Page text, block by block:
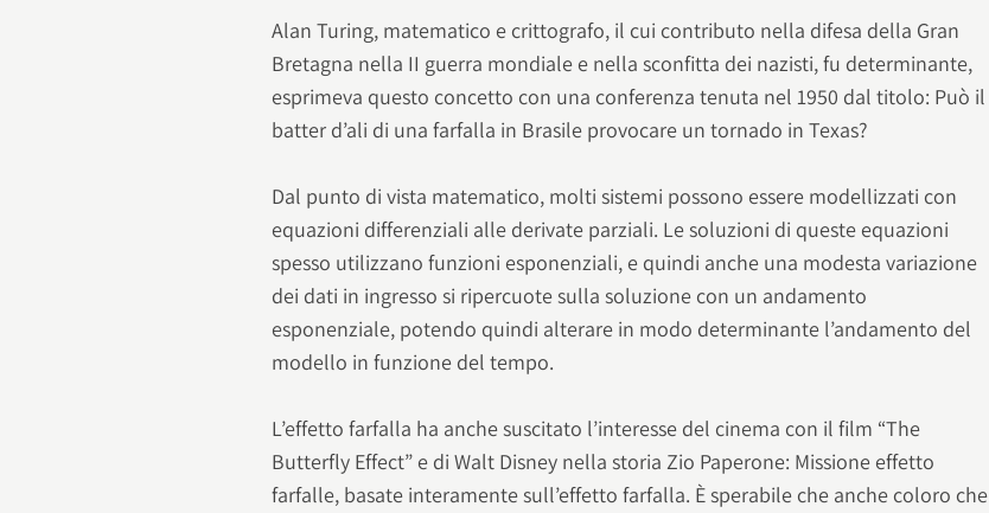
Alan Turing, matematico e crittografo, il cui contributo nella difesa della Gran
Bretagna nella II guerra mondiale e nella sconfitta dei nazisti, fu determinante,
esprimeva questo concetto con una conferenza tenuta nel 1950 dal titolo: Può il
batter d’ali di una farfalla in Brasile provocare un tornado in Texas?
Dal punto di vista matematico, molti sistemi possono essere modellizzati con
equazioni differenziali alle derivate parziali. Le soluzioni di queste equazioni
spesso utilizzano funzioni esponenziali, e quindi anche una modesta variazione
dei dati in ingresso si ripercuote sulla soluzione con un andamento
esponenziale, potendo quindi alterare in modo determinante l’andamento del
modello in funzione del tempo.
L’effetto farfalla ha anche suscitato l’interesse del cinema con il film “The
Butterfly Effect” e di Walt Disney nella storia Zio Paperone: Missione effetto
farfalle, basate interamente sull’effetto farfalla. È sperabile che anche coloro che